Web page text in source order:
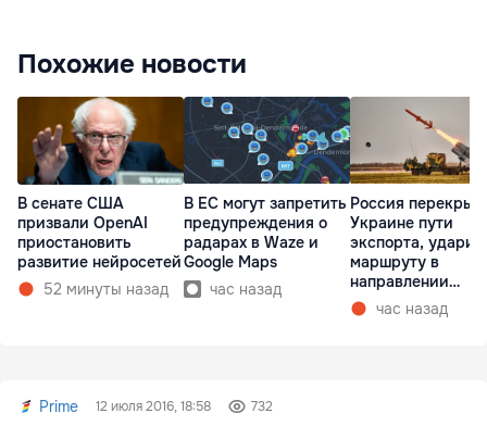
Похожие новости
В сенате США
призвали OpenAI
приостановить
развитие нейросетей
52 минуты назад
В ЕС могут запретить
предупреждения о
радарах в Waze и
Google Maps
час назад
Россия
Украине пути
экспорта, ударив
маршруту в
направлении
Молдовы
час назад
Prime 12 июля 2016, 18:58 732